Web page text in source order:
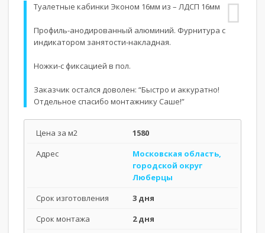
Туалетные кабинки Эконом 16мм из – ЛДСП 16мм
Профиль-анодированный алюминий. Фурнитура с
индикатором занятости-накладная.
Ножки-с фиксацией в пол.
Заказчик остался доволен: “Быстро и аккуратно!
Отдельное спасибо монтажнику Саше!”
Цена за м2
1580
Адрес
Московская область,
городской округ
Люберцы
Срок изготовления
3 дня
Срок монтажа
2 дня